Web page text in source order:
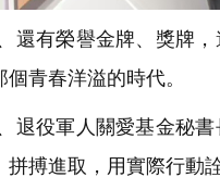
有榮譽金牌、獎牌
青春洋溢的時代。
役軍人關愛基金秘
搏進取，用實際行動